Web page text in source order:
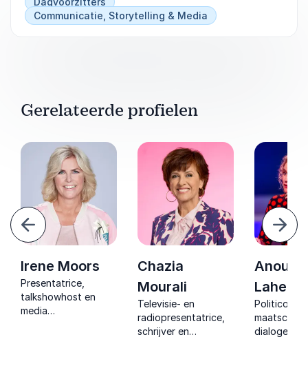
Communicatie, Storytelling & Media
Gerelateerde profielen
Irene Moors
Presentatrice,
talkshowhost en
media
Chazia
Mourali
Televisie- en
radiopresentatrice,
schrijver en
Laheij
dialogen